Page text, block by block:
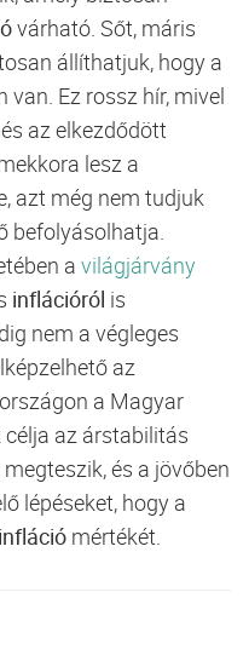
várható. Sőt, máris
állíthatjuk, hogy a
Ez rossz hír, mivel
az elkezdődött
lesz a
azt még nem tudjuk
befolyásolhatja.
a világjárvány
inflációról is
nem a végleges
az
a Magyar
az árstabilitás
és a jövőben
lépéseket, hogy a
infláció mértékét.